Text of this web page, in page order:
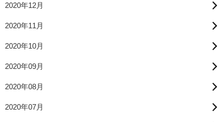
2020年12月
2020年11月
2020年10月
2020年09月
2020年08月
2020年07月